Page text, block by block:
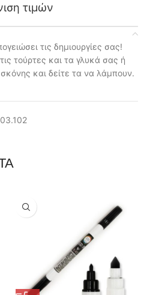
τιμών
τις δημιουργίες σας!
τούρτες και τα γλυκά σας ή
και δείτε τα να λάμπουν.